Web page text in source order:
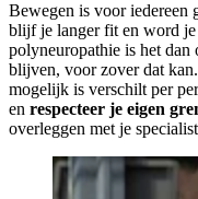
Bewegen is voor iedereen
blijf je langer fit en word je
polyneuropathie is het
blijven, voor zover dat
mogelijk is verschilt per
en respecteer je eigen
overleggen met je